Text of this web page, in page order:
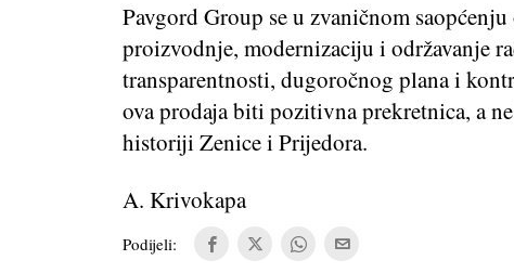
Pavgord Group se u zvaničnom saopćenju
proizvodnje, modernizaciju i održavanje
transparentnosti, dugoročnog plana i
ova prodaja biti pozitivna prekretnica, a
historiji Zenice i Prijedora.
A. Krivokapa
Podijeli: